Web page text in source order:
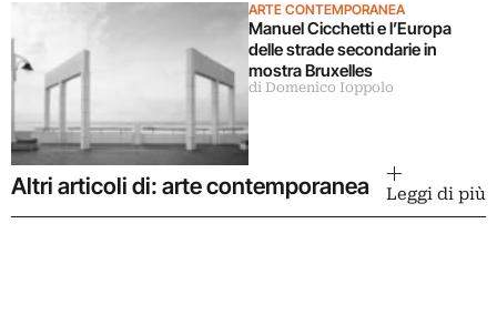
ARTE CONTEMPORANEA
Manuel Cicchetti e l’Europa
delle strade secondarie in
mostra Bruxelles
di Domenico Ioppolo
Altri articoli di: arte contemporanea Leggi di più